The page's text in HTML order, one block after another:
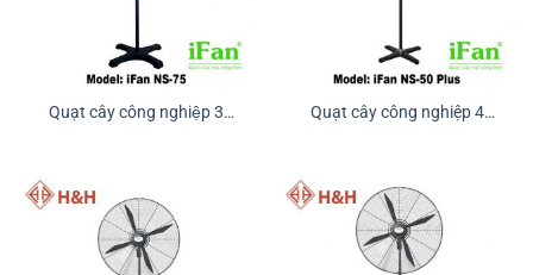
Quạt cây công nghiệp 3
Quạt cây công nghiệp 4